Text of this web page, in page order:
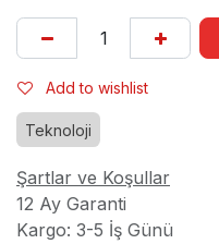
Add to wishlist
Teknoloji
Şartlar ve Koşullar
12 Ay Garanti
Kargo: 3-5 İş Günü